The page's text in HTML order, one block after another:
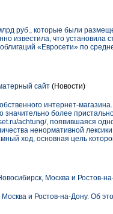
руб., которые были
известила, что установила
«Евросети» по
сайт (Новости)
интернет-
более
achtung/, появившаяся
ненормативной
ход, основная цель
Москва и Ростов-
и Ростов-на-Дону. Об